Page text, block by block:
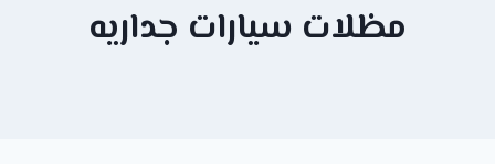
مظلات سيارات جداريه